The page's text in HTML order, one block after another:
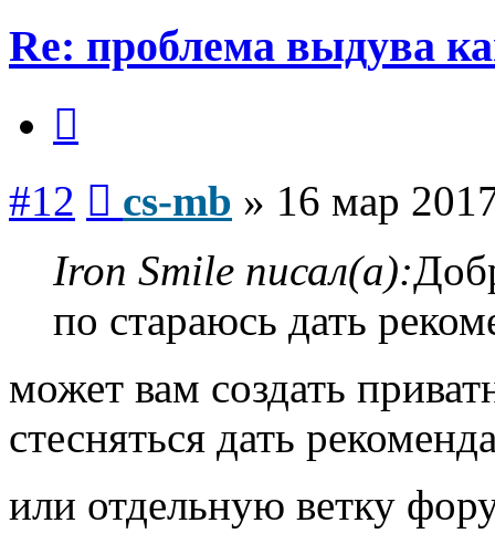
Re: проблема выдува
#12 cs-mb » 16 мар
Iron Smile писал(а):
по стараюсь дать
может вам создать
стесняться дать
или отдельную ветку